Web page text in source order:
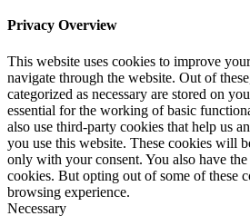
Privacy Overview
This website uses cookies to improve
navigate through the website. Out of
categorized as necessary are stored on
essential for the working of basic
also use third-party cookies that help us
you use this website. These cookies will
only with your consent. You also have
cookies. But opting out of some of these
browsing experience.
Necessary